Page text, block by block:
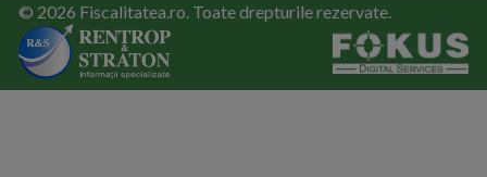
© 2026 Fiscalitatea.ro. Toate drepturile rezervate.